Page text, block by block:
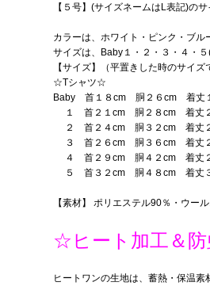
【５号】(サイズネームはL表記)の
カラーは、ホワイト・ピンク・ブル
サイズは、Baby１・２・３・４・
【サイズ】（平置きした時のサイズ
☆Tシャツ☆
Baby 首１８cm 胴２６cm 着丈
１ 首２１cm 胴２８cm 着丈
２ 首２４cm 胴３２cm 着丈
３ 首２６cm 胴３６cm 着丈
４ 首２９cm 胴４２cm 着丈
５ 首３２cm 胴４８cm 着丈
【素材】 ポリエステル90％・ウー
☆ヒート加工＆
ヒートワンの生地は、蓄熱・保温